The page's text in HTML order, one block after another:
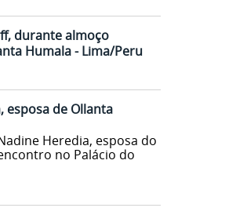
durante almoço
Humala - Lima/Peru
esposa de Ollanta
Heredia, esposa do
no Palácio do